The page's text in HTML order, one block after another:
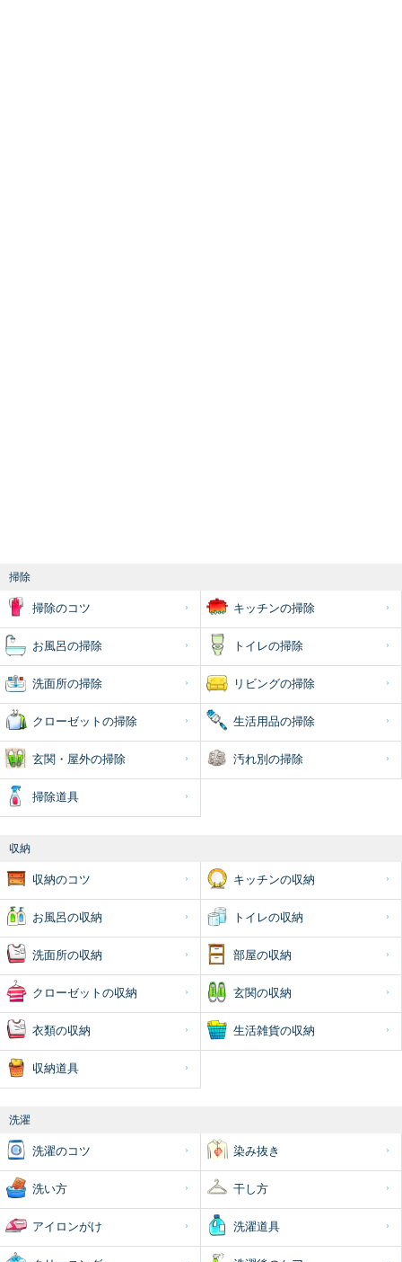
掃除
掃除のコツ キッチンの掃除
お風呂の掃除 トイレの掃除
洗面所の掃除 リビングの掃除
クローゼットの掃除 生活用品の掃除
玄関・屋外の掃除 汚れ別の掃除
掃除道具
収納
収納のコツ キッチンの収納
お風呂の収納 トイレの収納
洗面所の収納 部屋の収納
クローゼットの収納 玄関の収納
衣類の収納 生活雑貨の収納
収納道具
洗濯
洗濯のコツ 染み抜き
洗い方 干し方
アイロンがけ 洗濯道具